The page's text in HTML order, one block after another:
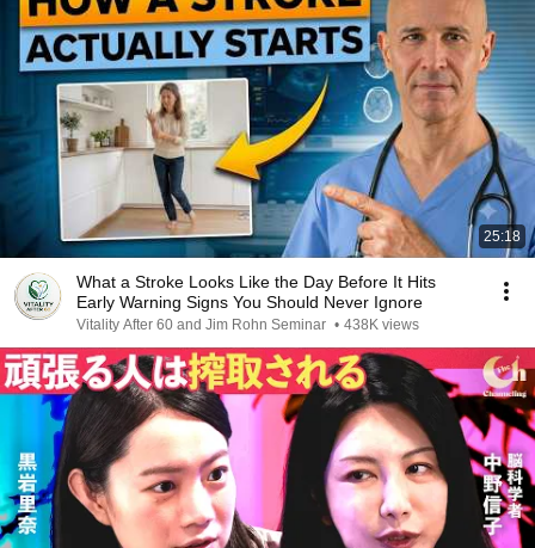
25:18
What a Stroke Looks Like the Day Before It Hits
Early Warning Signs You Should Never Ignore
Vitality After 60 and Jim Rohn Seminar • 438K views